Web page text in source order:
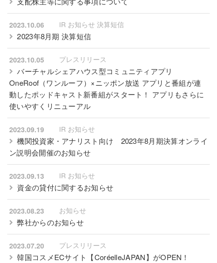
2023.10.06 IR お知らせ 決算短信
2023年8月期 決算短信
2023.10.05 プレスリリース
バーチャルシェアハウス型コミュニティアプリ
OneRoof（ワンルーフ）×ニッポン放送 アプリと番組が連
動したポッドキャスト新番組がスタート！ アプリもさらに
使いやすくリニューアル
2023.09.19 IR お知らせ
機関投資家・アナリスト向け 2023年8月期決算オンライ
ン説明会開催のお知らせ
2023.09.13 IR お知らせ
資金の貸付に関するお知らせ
2023.08.23 お知らせ
弊社からのお知らせ
2023.07.20 プレスリリース
韓国コスメECサイト【CoréelleJAPAN】がOPEN！